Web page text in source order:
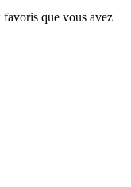
favoris que vous avez